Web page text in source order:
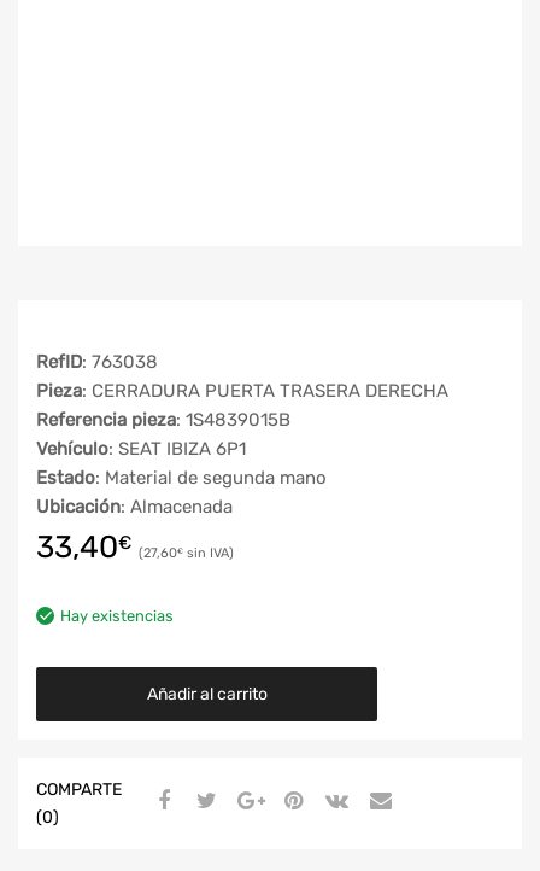
RefID: 763038
Pieza: CERRADURA PUERTA TRASERA DERECHA
Referencia pieza: 1S4839015B
Vehículo: SEAT IBIZA 6P1
Estado: Material de segunda mano
Ubicación: Almacenada
33,40€ 27,60€
Hay existencias
Añadir al carrito
COMPARTE
(0)